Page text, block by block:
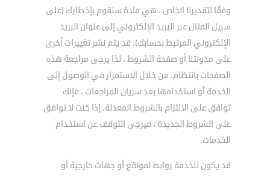
وفقًا لتقديرنا الخاص ، هي مادة سنقوم بإخطارك (على
سبيل المثال عبر البريد الإلكتروني إلى عنوان البريد
الإلكتروني المرتبط بحسابك). قد يتم نشر تغييرات أخرى
على مدونتنا أو صفحة الشروط ، لذا يرجى مراجعة هذه
الصفحات بانتظام. من خلال الاستمرار في الوصول إلى
الخدمة أو استخدامها بعد سريان المراجعات ، فإنك
توافق على الالتزام بالشروط المعدلة. إذا كنت لا توافق
على الشروط الجديدة ، فيرجى التوقف عن استخدام
الخدمات.
قد يكون للخدمة روابط لمواقع أو جهات خارجية أو